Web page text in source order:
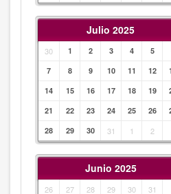
Julio 2025
30 1 2 3 4 5
7
8 9 10 11 12
14
15 16 17 18 19
21
22 23 24 25 26
28
29 30 31 1 2
Junio 2025
26 27 28 29 30 31